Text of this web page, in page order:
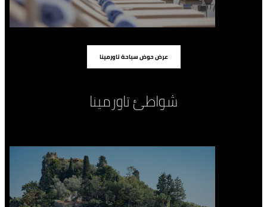
عرض حوض سباحة تاورمينا
شواطئ تاورمينا